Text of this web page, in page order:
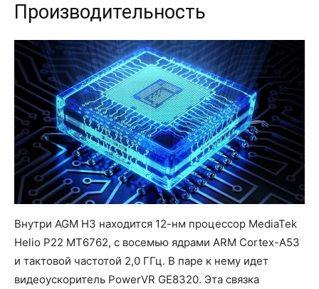
Производительность
Внутри AGM H3 находится 12-нм процессор MediaTek
Helio P22 MT6762, с восемью ядрами ARM Cortex-A53
и тактовой частотой 2,0 ГГц. В паре к нему идет
видеоускоритель PowerVR GE8320. Эта связка